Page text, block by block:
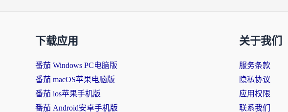
下载应用
番茄 Windows PC电脑版
番茄 macOS苹果电脑版
番茄 ios苹果手机版
番茄 Android安卓手机版
关于我们
服务条款
隐私协议
应用权限
联系我们